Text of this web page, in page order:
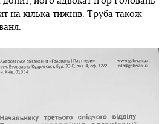
на кілька тижнів. Труба також